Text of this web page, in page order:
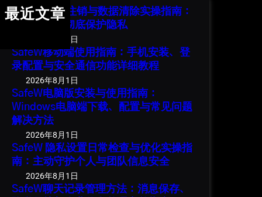
最近文章
SafeW 账号注销与数据清除实操指南：
安全退出并彻底保护隐私
2026年8月1日
SafeW移动端使用指南：手机安装、登
录配置与安全通信功能详细教程
2026年8月1日
SafeW电脑版安装与使用指南：
Windows电脑端下载、配置与常见问题
解决方法
2026年8月1日
SafeW 隐私设置日常检查与优化实操指
南：主动守护个人与团队信息安全
2026年8月1日
SafeW聊天记录管理方法：消息保存、